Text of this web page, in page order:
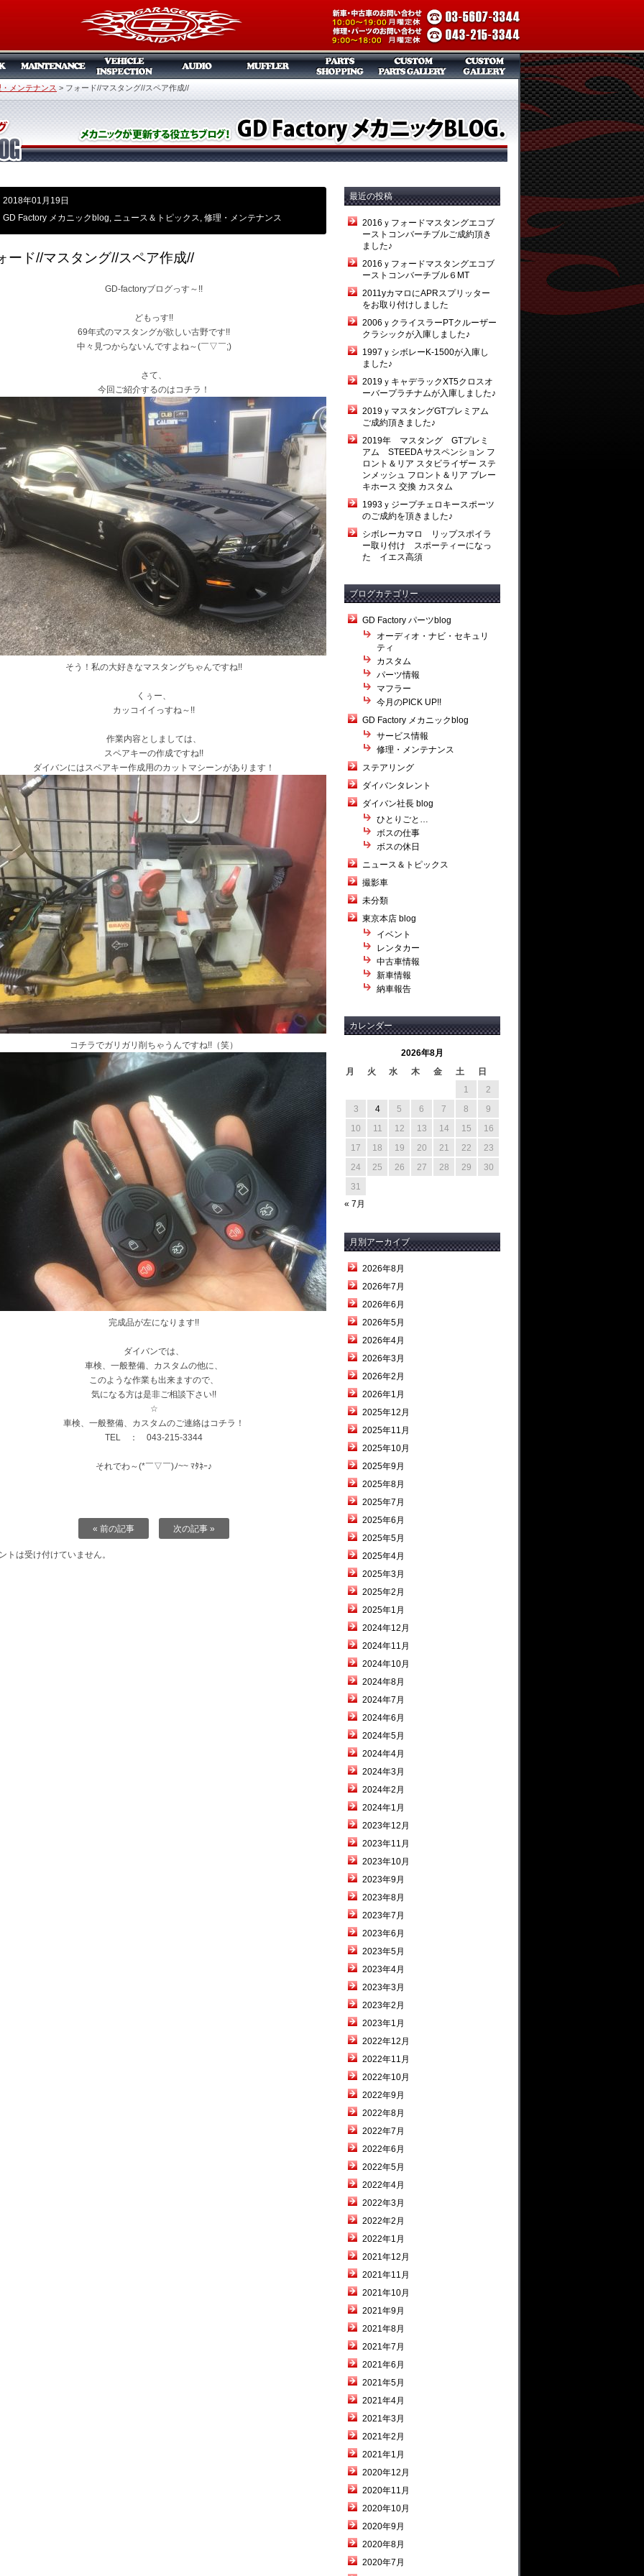
メンテナンス > フォード//マスタング//スペア作成//
2018年01月19日
GD Factory メカニックblog, ニュース＆トピックス, 修理・メンテナンス
ード//マスタング//スペア作成//
GD-factoryブログっす～!!
どもっす!!
69年式のマスタングが欲しい古野です!!
中々見つからないんですよね～(￣▽￣;)
さて、
今回ご紹介するのはコチラ！
そう！私の大好きなマスタングちゃんですね!!
くぅー、
カッコイイっすね～!!
作業内容としましては、
スペアキーの作成ですね!!
ダイバンにはスペアキー作成用のカットマシーンがあります！
コチラでガリガリ削ちゃうんですね!!（笑）
完成品が左になります!!
ダイバンでは、
車検、一般整備、カスタムの他に、
このような作業も出来ますので、
気になる方は是非ご相談下さい!!
☆
車検、一般整備、カスタムのご連絡はコチラ！
TEL ： 043-215-3344
それでわ～(*￣▽￣)ﾉ~~ ﾏﾀﾈｰ♪
« 前の記事 次の記事 »
トは受け付けていません。
最近の投稿
2016ｙフォードマスタングエコブ
ーストコンバーチブルご成約頂き
ました♪
2016ｙフォードマスタングエコブ
ーストコンバーチブル６MT
2011yカマロにAPRスプリッター
をお取り付けしました
2006ｙクライスラーPTクルーザー
クラシックが入庫しました♪
1997ｙシボレーK-1500が入庫し
ました♪
2019ｙキャデラックXT5クロスオ
ーバープラチナムが入庫しました♪
2019ｙマスタングGTプレミアム
ご成約頂きました♪
2019年 マスタング GTプレミ
アム STEEDA サスペンション フ
ロント＆リア スタビライザー ステ
ンメッシュ フロント＆リア ブレー
キホース 交換 カスタム
1993ｙジープチェロキースポーツ
のご成約を頂きました♪
シボレーカマロ リップスポイラ
ー取り付け スポーティーになっ
た イエス高須
ブログカテゴリー
GD Factory パーツblog
オーディオ・ナビ・セキュリ
ティ
カスタム
パーツ情報
マフラー
今月のPICK UP!!
GD Factory メカニックblog
サービス情報
修理・メンテナンス
ステアリング
ダイバンタレント
ダイバン社長 blog
ひとりごと…
ボスの仕事
ボスの休日
ニュース＆トピックス
撮影車
未分類
東京本店 blog
イベント
レンタカー
中古車情報
新車情報
納車報告
カレンダー
2026年8月
月
火 水 木 金 土
日
1
2
3
4 5 6 7 8
9
10
11 12 13 14 15
16
17
18 19 20 21 22
23
24
25 26 27 28 29
30
31
« 7月
月別アーカイブ
2026年8月
2026年7月
2026年6月
2026年5月
2026年4月
2026年3月
2026年2月
2026年1月
2025年12月
2025年11月
2025年10月
2025年9月
2025年8月
2025年7月
2025年6月
2025年5月
2025年4月
2025年3月
2025年2月
2025年1月
2024年12月
2024年11月
2024年10月
2024年8月
2024年7月
2024年6月
2024年5月
2024年4月
2024年3月
2024年2月
2024年1月
2023年12月
2023年11月
2023年10月
2023年9月
2023年8月
2023年7月
2023年6月
2023年5月
2023年4月
2023年3月
2023年2月
2023年1月
2022年12月
2022年11月
2022年10月
2022年9月
2022年8月
2022年7月
2022年6月
2022年5月
2022年4月
2022年3月
2022年2月
2022年1月
2021年12月
2021年11月
2021年10月
2021年9月
2021年8月
2021年7月
2021年6月
2021年5月
2021年4月
2021年3月
2021年2月
2021年1月
2020年12月
2020年11月
2020年10月
2020年9月
2020年8月
2020年7月